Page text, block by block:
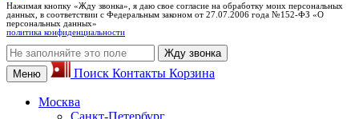
Нажимая кнопку «Жду звонка», я даю свое согласие на обработку моих персональных
данных, в соответствии с Федеральным законом от 27.07.2006 года №152-ФЗ «О
персональных данных»
политика конфиденциальности
Жду звонка
Меню
Поиск Контакты Корзина
Москва
Санкт-Петербург